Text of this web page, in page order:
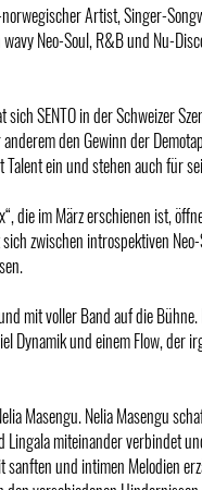
Artist, Singer-
Neo-Soul, R&B und Nu-
sich SENTO in der Schweizer
den Gewinn der
Talent ein und stehen auch für
die im März erschienen ist,
zwischen introspektiven
mit voller Band auf die
Dynamik und einem Flow, der
Masengu. Nelia Masengu
Lingala miteinander verbindet
sanften und intimen Melodien